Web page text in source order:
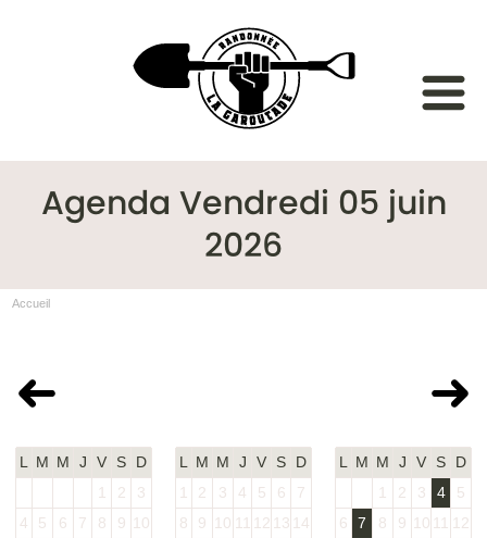
Agenda Vendredi 05 juin
2026
Accueil
Mai 2026
L M M J V S
D
1
2
3
4
5 6 7 8 9 10
L M M J V S
D
1
2 3 4 5 6
7
8
9 10 11 12 13 14
Juillet 2026
L M M J V S
D
1
2 3 4
5
6
7 8 9 10 11 12